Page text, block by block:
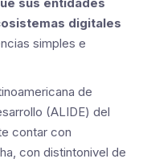
digitales
simples e
de
(ALIDE) del
contar con
con distintonivel de